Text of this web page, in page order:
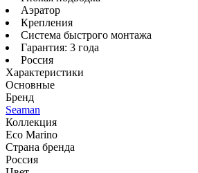
Аэратор
Крепления
Система быстрого монтажа
Гарантия: 3 года
Россия
Характеристики
Основные
Бренд
Seaman
Коллекция
Eco Marino
Страна бренда
Россия